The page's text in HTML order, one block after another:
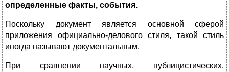
определенные факты, события.
Поскольку документ является основной сферой
приложения официально-делового стиля, такой стиль
иногда называют документальным.
При сравнении научных, публицистических,